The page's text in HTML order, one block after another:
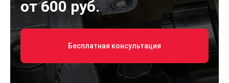
от 600 руб.
Бесплатная консультация